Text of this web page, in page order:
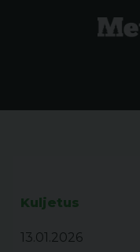
Kuljetus
13.01.2026